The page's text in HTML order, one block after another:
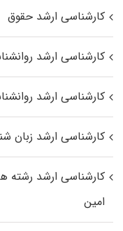
کارشناسی ارشد حقوق
کارشناسی ارشد
کارشناسی ارشد
کارشناسی ارشد زبان
کارشناسی ارشد رﺷﺘﻪ
اﻣﻴﻦ